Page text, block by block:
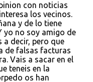
con noticias
los vecinos.
y de lo tiene
yo no soy amigo de
a decir, pero que
de falsas facturas
Vais a sacar en el
teneis en la
os han